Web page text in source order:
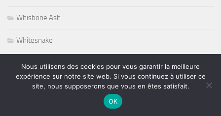
Whisbone Ash
Whitesnake
Widespread Panic
World
Nous utilisons des cookies pour vous garantir la meilleure
expérience sur notre site web. Si vous continuez à utiliser ce
site, nous supposerons que vous en êtes satisfait.
OK